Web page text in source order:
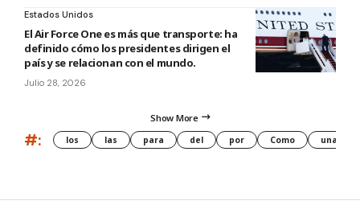
Estados Unidos
El Air Force One es más que transporte: ha
definido cómo los presidentes dirigen el
país y se relacionan con el mundo.
Julio 28, 2026
Show More
#: los las para del por Como una